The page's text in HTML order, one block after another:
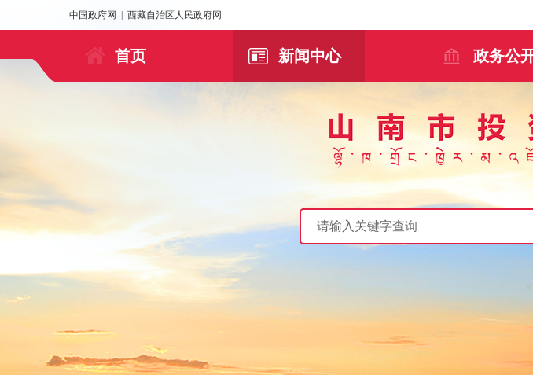
中国政府网 西藏自治区人民政府网
首页 新闻中心 政务公